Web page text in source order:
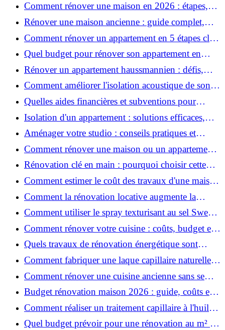
Comment rénover une maison en 2026 : étapes,
coûts et conseils ?
Rénover une maison ancienne : guide complet,
étapes, budget et astuces
Comment rénover un appartement en 5 étapes clés
?
Quel budget pour rénover son appartement en
2026 ?
Rénover un appartement haussmannien : défis,
conseils pratiques et estimation des prix
Comment améliorer l'isolation acoustique de son
appartement ?
Quelles aides financières et subventions pour
rénover votre appartement en 2026 ?
Isolation d'un appartement : solutions efficaces,
prix et conseils
Aménager votre studio : conseils pratiques et
erreurs à éviter
Comment rénover une maison ou un appartement
avec 50 000 € : budget, étapes et astuces ?
Rénovation clé en main : pourquoi choisir cette
solution et à quoi faire attention ?
Comment estimer le coût des travaux d'une maison
?
Comment la rénovation locative augmente la
rentabilité de votre parc immobilier ?
Comment utiliser le spray texturisant au sel Sweet
Salt pour des cheveux effet plage ?
Comment rénover votre cuisine : coûts, budget et
astuces bois ?
Quels travaux de rénovation énergétique sont
éligibles à MaPrimeRénov' ?
Comment fabriquer une laque capillaire naturelle
maison ?
Comment rénover une cuisine ancienne sans se
ruiner ?
Budget rénovation maison 2026 : guide, coûts et
astuces
Comment réaliser un traitement capillaire à l'huile
maison efficace ?
Quel budget prévoir pour une rénovation au m² en